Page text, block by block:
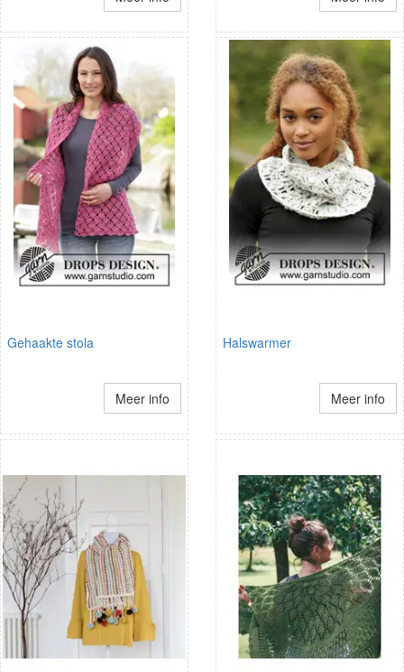
Gehaakte stola
Meer info
Halswarmer
Meer info